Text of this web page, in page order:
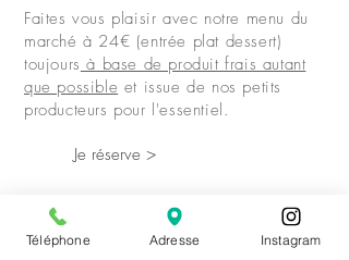
Faites vous plaisir avec notre menu du
marché à 24€ (entrée plat dessert)
toujours à base de produit frais autant
que possible et issue de nos petits
producteurs pour l'essentiel.
Je réserve >
Château des Ayes
Téléphone Adresse Instagram